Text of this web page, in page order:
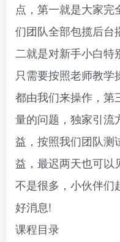
点，第一就是大家
们团队全部包揽后台
二就是对新手小白特
只需要按照老师教学
都由我们来操作，第
量的问题，独家引流
益，按照我们团队测
益，最迟两天也可以
不是很多，小伙伴们
好消息!
课程目录